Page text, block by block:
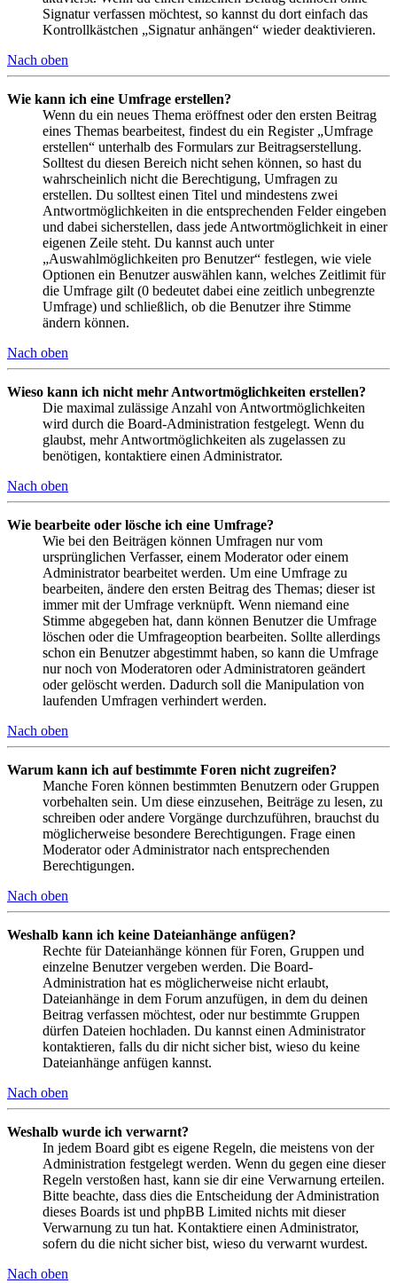
Signatur verfassen möchtest, so kannst du dort einfach das
Kontrollkästchen „Signatur anhängen“ wieder deaktivieren.
Nach oben
Wie kann ich eine Umfrage erstellen?
Wenn du ein neues Thema eröffnest oder den ersten Beitrag
eines Themas bearbeitest, findest du ein Register „Umfrage
erstellen“ unterhalb des Formulars zur Beitragserstellung.
Solltest du diesen Bereich nicht sehen können, so hast du
wahrscheinlich nicht die Berechtigung, Umfragen zu
erstellen. Du solltest einen Titel und mindestens zwei
Antwortmöglichkeiten in die entsprechenden Felder eingeben
und dabei sicherstellen, dass jede Antwortmöglichkeit in einer
eigenen Zeile steht. Du kannst auch unter
„Auswahlmöglichkeiten pro Benutzer“ festlegen, wie viele
Optionen ein Benutzer auswählen kann, welches Zeitlimit für
die Umfrage gilt (0 bedeutet dabei eine zeitlich unbegrenzte
Umfrage) und schließlich, ob die Benutzer ihre Stimme
ändern können.
Nach oben
Wieso kann ich nicht mehr Antwortmöglichkeiten erstellen?
Die maximal zulässige Anzahl von Antwortmöglichkeiten
wird durch die Board-Administration festgelegt. Wenn du
glaubst, mehr Antwortmöglichkeiten als zugelassen zu
benötigen, kontaktiere einen Administrator.
Nach oben
Wie bearbeite oder lösche ich eine Umfrage?
Wie bei den Beiträgen können Umfragen nur vom
ursprünglichen Verfasser, einem Moderator oder einem
Administrator bearbeitet werden. Um eine Umfrage zu
bearbeiten, ändere den ersten Beitrag des Themas; dieser ist
immer mit der Umfrage verknüpft. Wenn niemand eine
Stimme abgegeben hat, dann können Benutzer die Umfrage
löschen oder die Umfrageoption bearbeiten. Sollte allerdings
schon ein Benutzer abgestimmt haben, so kann die Umfrage
nur noch von Moderatoren oder Administratoren geändert
oder gelöscht werden. Dadurch soll die Manipulation von
laufenden Umfragen verhindert werden.
Nach oben
Warum kann ich auf bestimmte Foren nicht zugreifen?
Manche Foren können bestimmten Benutzern oder Gruppen
vorbehalten sein. Um diese einzusehen, Beiträge zu lesen, zu
schreiben oder andere Vorgänge durchzuführen, brauchst du
möglicherweise besondere Berechtigungen. Frage einen
Moderator oder Administrator nach entsprechenden
Berechtigungen.
Nach oben
Weshalb kann ich keine Dateianhänge anfügen?
Rechte für Dateianhänge können für Foren, Gruppen und
einzelne Benutzer vergeben werden. Die Board-
Administration hat es möglicherweise nicht erlaubt,
Dateianhänge in dem Forum anzufügen, in dem du deinen
Beitrag verfassen möchtest, oder nur bestimmte Gruppen
dürfen Dateien hochladen. Du kannst einen Administrator
kontaktieren, falls du dir nicht sicher bist, wieso du keine
Dateianhänge anfügen kannst.
Nach oben
Weshalb wurde ich verwarnt?
In jedem Board gibt es eigene Regeln, die meistens von der
Administration festgelegt werden. Wenn du gegen eine dieser
Regeln verstoßen hast, kann sie dir eine Verwarnung erteilen.
Bitte beachte, dass dies die Entscheidung der Administration
dieses Boards ist und phpBB Limited nichts mit dieser
Verwarnung zu tun hat. Kontaktiere einen Administrator,
sofern du die nicht sicher bist, wieso du verwarnt wurdest.
Nach oben